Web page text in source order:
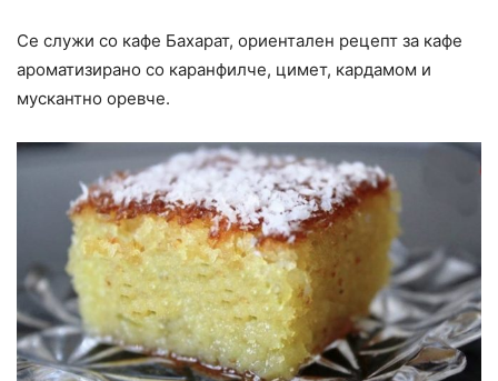
Се служи со кафе Бахарат, ориентален рецепт за кафе
ароматизирано со каранфилче, цимет, кардамом и
мускантно оревче.